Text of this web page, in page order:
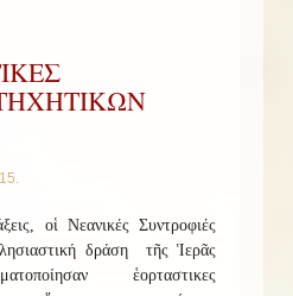
.
οἱ Νεανικές Συντροφιές
δράση τῆς Ἱερᾶς
ἑορταστικες